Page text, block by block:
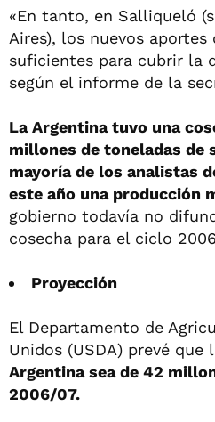
«En tanto, en Salliqueló
Aires), los nuevos aportes
suficientes para cubrir la
según el informe de la
La Argentina tuvo una
millones de toneladas de
mayoría de los analistas
este año una producción
gobierno todavía no
cosecha para el ciclo
Proyección
El Departamento de
Unidos (USDA) prevé que
Argentina sea de 42
2006/07.